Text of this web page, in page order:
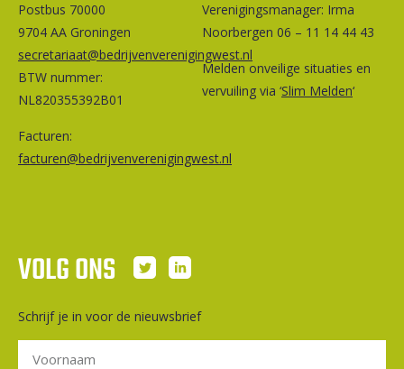
Postbus 70000
9704 AA Groningen
secretariaat@bedrijvenverenigingwest.nl
BTW nummer:
NL820355392B01
Facturen:
facturen@bedrijvenverenigingwest.nl
Ver­e­ni­gings­ma­na­ger: Irma
Noorbergen 06 – 11 14 44 43
Melden onveilige situaties en
vervuiling via ‘Slim Melden‘
VOLG ONS
Schrijf je in voor de nieuwsbrief